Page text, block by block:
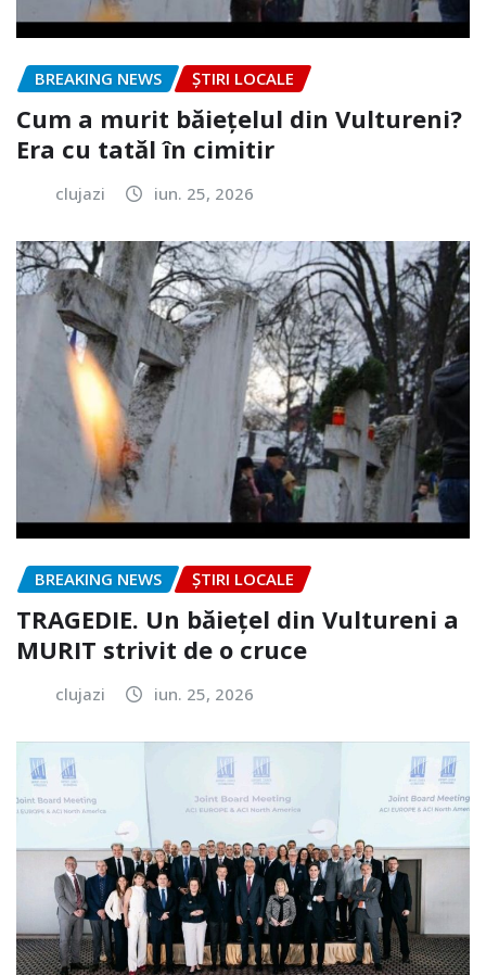
BREAKING NEWS ȘTIRI LOCALE
Cum a murit băiețelul din Vultureni?
Era cu tatăl în cimitir
clujazi iun. 25, 2026
BREAKING NEWS ȘTIRI LOCALE
TRAGEDIE. Un băiețel din Vultureni a
MURIT strivit de o cruce
clujazi iun. 25, 2026